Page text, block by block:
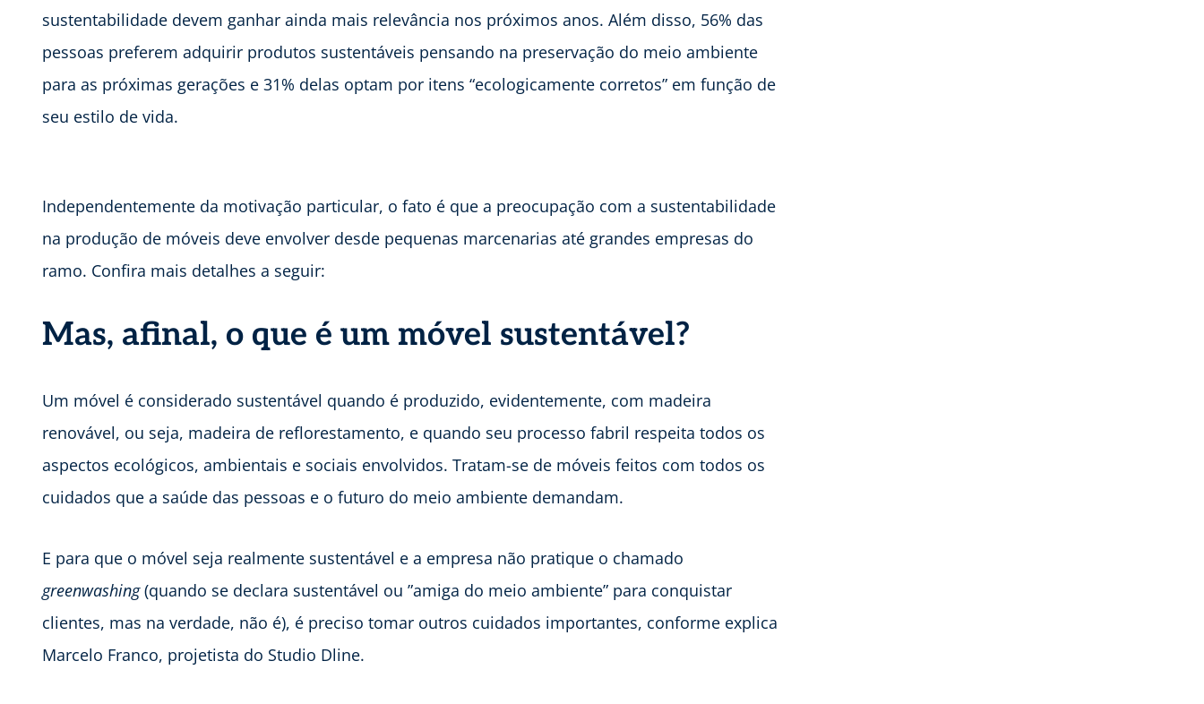
sustentabilidade devem ganhar ainda mais relevância nos próximos anos. Além disso, 56% das
pessoas preferem adquirir produtos sustentáveis pensando na preservação do meio ambiente
para as próximas gerações e 31% delas optam por itens “ecologicamente corretos” em função de
seu estilo de vida.
Independentemente da motivação particular, o fato é que a preocupação com a sustentabilidade
na produção de móveis deve envolver desde pequenas marcenarias até grandes empresas do
ramo. Confira mais detalhes a seguir:
Mas, afinal, o que é um móvel sustentável?
Um móvel é considerado sustentável quando é produzido, evidentemente, com madeira
renovável, ou seja, madeira de reflorestamento, e quando seu processo fabril respeita todos os
aspectos ecológicos, ambientais e sociais envolvidos. Tratam-se de móveis feitos com todos os
cuidados que a saúde das pessoas e o futuro do meio ambiente demandam.
E para que o móvel seja realmente sustentável e a empresa não pratique o chamado
greenwashing(quando se declara sustentável ou ”amiga do meio ambiente” para conquistar
clientes, mas na verdade, não é), é preciso tomar outros cuidados importantes, conforme explica
Marcelo Franco, projetista do Studio Dline.